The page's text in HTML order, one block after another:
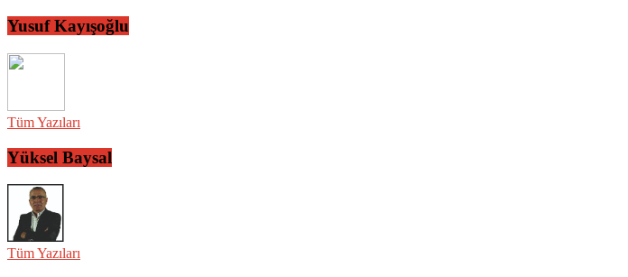
Yusuf Kayışoğlu
Tüm Yazıları
Yüksel Baysal
Tüm Yazıları